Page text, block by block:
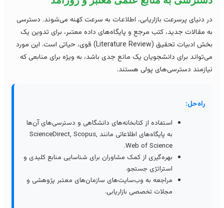
دنیای پرسرعت بازاریابی، اطلاعات به سرعت کهنه می‌شوند. دسترسی
مقالات جدید، کتب مرجع و پایگاه‌های داده معتبر، برای تدوین یک
بخش ادبیات تحقیق (Literature Review) قوی، حیاتی است. این مورد
برای دانشجویان یک مانع جدی باشد، به ویژه برای منابعی که
دسترسی‌های پولی هستند.
راه‌حل:
استفاده از کتابخانه‌های دانشگاهی و دسترسی‌های آن‌ها
به پایگاه‌های اطلاعاتی مانند ScienceDirect, Scopus,
Web of Science.
بهره‌گیری از کمک مشاوران برای شناسایی منابع کلیدی و
استراتژی جستجو.
مراجعه به وب‌سایت‌های سازمان‌های معتبر پژوهشی و
مجلات تخصصی بازاریابی.